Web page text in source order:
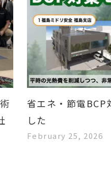
省エネ・節電BCP
した
February 25, 2026